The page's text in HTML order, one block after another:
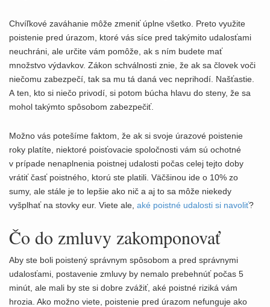
Chvíľkové zaváhanie môže zmeniť úplne všetko. Preto využite
poistenie pred úrazom, ktoré vás síce pred takýmito udalosťami
neuchráni, ale určite vám pomôže, ak s ním budete mať
množstvo výdavkov. Zákon schválnosti znie, že ak sa človek voči
niečomu zabezpečí, tak sa mu tá daná vec neprihodí. Našťastie.
A ten, kto si niečo privodí, si potom búcha hlavu do steny, že sa
mohol takýmto spôsobom zabezpečiť.
Možno vás potešíme faktom, že ak si svoje úrazové poistenie
roky platíte, niektoré poisťovacie spoločnosti vám sú ochotné
v prípade nenaplnenia poistnej udalosti počas celej tejto doby
vrátiť časť poistného, ktorú ste platili. Väčšinou ide o 10% zo
sumy, ale stále je to lepšie ako nič a aj to sa môže niekedy
vyšplhať na stovky eur. Viete ale, aké poistné udalosti si navoliť?
Čo do zmluvy zakomponovať
Aby ste boli poistený správnym spôsobom a pred správnymi
udalosťami, postavenie zmluvy by nemalo prebehnúť počas 5
minút, ale mali by ste si dobre zvážiť, aké poistné riziká vám
hrozia. Ako možno viete, poistenie pred úrazom nefunguje ako